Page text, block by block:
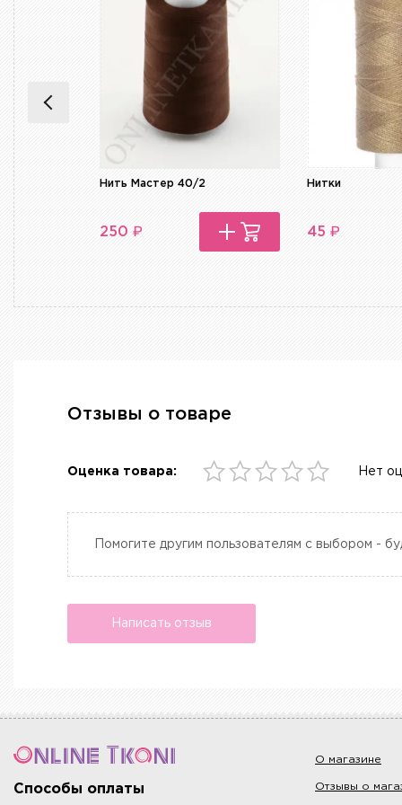
Нить Мастер 40/2
250 ₽
Нитки
45 ₽
Отзывы о товаре
Оценка товара: Нет
Помогите другим пользователям с выбором -
Написать отзыв
Способы оплаты
О магазине
Отзывы о